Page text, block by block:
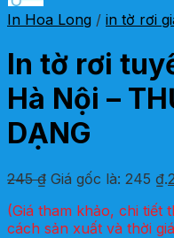
In Hoa Long / in tờ rơi
In tờ rơi
Hà Nội –
DẠNG
245₫ Giá gốc là: 245 ₫.
(Giá tham khảo, chi tiết
cách sản xuất và thời